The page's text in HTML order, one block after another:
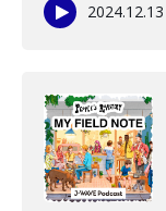
2024.12.13